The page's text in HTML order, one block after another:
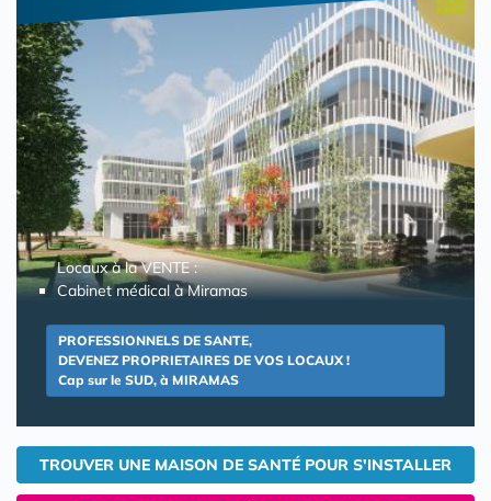
Locaux à la VENTE :
Cabinet médical à Miramas
PROFESSIONNELS DE SANTE,
DEVENEZ PROPRIETAIRES DE VOS LOCAUX !
Cap sur le SUD, à MIRAMAS
TROUVER UNE MAISON DE SANTÉ POUR S'INSTALLER